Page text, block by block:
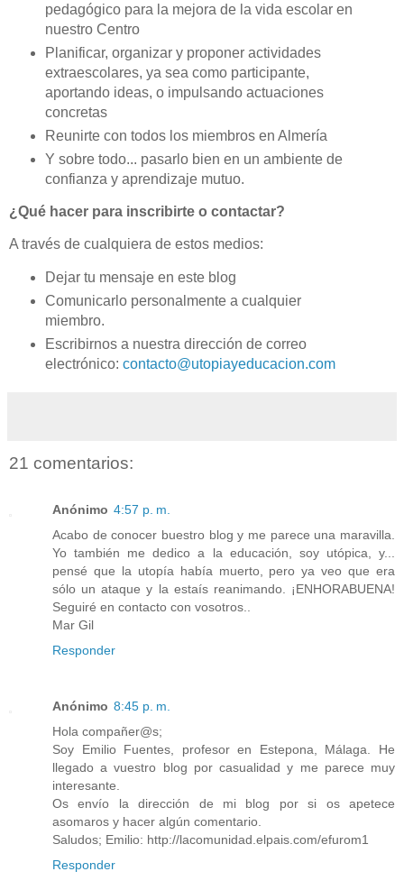
pedagógico para la mejora de la vida escolar en
nuestro Centro
Planificar, organizar y proponer actividades
extraescolares, ya sea como participante,
aportando ideas, o impulsando actuaciones
concretas
Reunirte con todos los miembros en Almería
Y sobre todo... pasarlo bien en un ambiente de
confianza y aprendizaje mutuo.
¿Qué hacer para inscribirte o contactar?
A través de cualquiera de estos medios:
Dejar tu mensaje en este blog
Comunicarlo personalmente a cualquier
miembro.
Escribirnos a nuestra dirección de correo
electrónico: contacto@utopiayeducacion.com
21 comentarios:
Anónimo 4:57 p. m.
Acabo de conocer buestro blog y me parece una maravilla.
Yo también me dedico a la educación, soy utópica, y...
pensé que la utopía había muerto, pero ya veo que era
sólo un ataque y la estaís reanimando. ¡ENHORABUENA!
Seguiré en contacto con vosotros..
Mar Gil
Responder
Anónimo 8:45 p. m.
Hola compañer@s;
Soy Emilio Fuentes, profesor en Estepona, Málaga. He
llegado a vuestro blog por casualidad y me parece muy
interesante.
Os envío la dirección de mi blog por si os apetece
asomaros y hacer algún comentario.
Saludos; Emilio: http://lacomunidad.elpais.com/efurom1
Responder